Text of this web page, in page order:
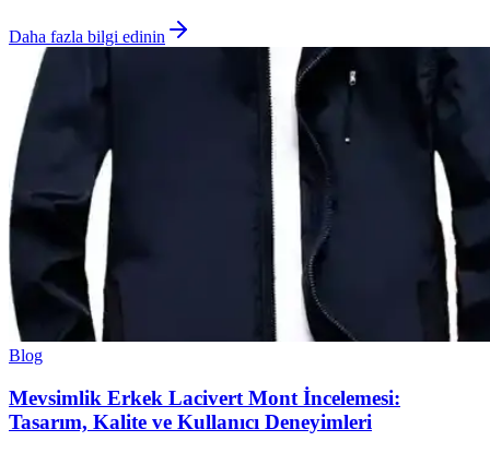
Daha fazla bilgi edinin
Blog
Mevsimlik Erkek Lacivert Mont İncelemesi:
Tasarım, Kalite ve Kullanıcı Deneyimleri